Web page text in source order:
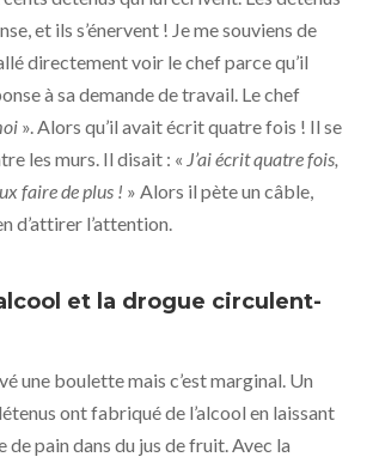
et ils s’énervent ! Je me souviens de
directement voir le chef parce qu’il
à sa demande de travail. Le chef
». Alors qu’il avait écrit quatre fois ! Il se
les murs. Il disait : « J’ai écrit quatre fois,
faire de plus ! » Alors il pète un câble,
d’attirer l’attention.
et la drogue circulent-
une boulette mais c’est marginal. Un
ont fabriqué de l’alcool en laissant
de pain dans du jus de fruit. Avec la